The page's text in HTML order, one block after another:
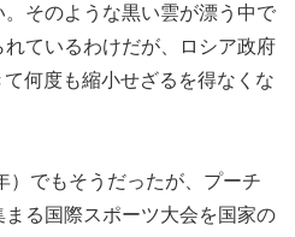
そのような黒い雲が漂う中で
ているわけだが、ロシア政府
何度も縮小せざるを得なくな
）でもそうだったが、プーチ
る国際スポーツ大会を国家の